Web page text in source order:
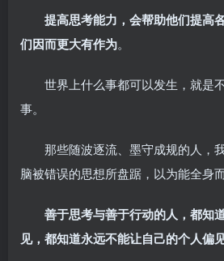
提高思考能力，会帮助他们提高
们因而更大有作为。
世界上什么事都可以发生，就是
事。
那些随波逐流、墨守成规的人，
脑被错误的思想所盘踞，以为能全身
善于思考与善于行动的人，都知
见，都知道永远不能让自己的个人偏